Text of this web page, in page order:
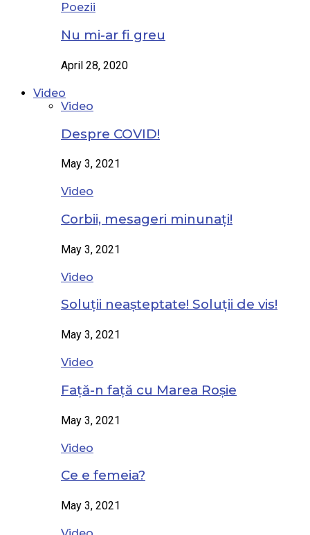
Poezii
Nu mi-ar fi greu
April 28, 2020
Video
Video
Despre COVID!
May 3, 2021
Video
Corbii, mesageri minunați!
May 3, 2021
Video
Soluții neașteptate! Soluții de vis!
May 3, 2021
Video
Față-n față cu Marea Roșie
May 3, 2021
Video
Ce e femeia?
May 3, 2021